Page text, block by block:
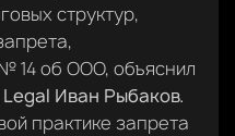
структур,
14 об ООО, объяснил
Иван Рыбаков.
практике запрета